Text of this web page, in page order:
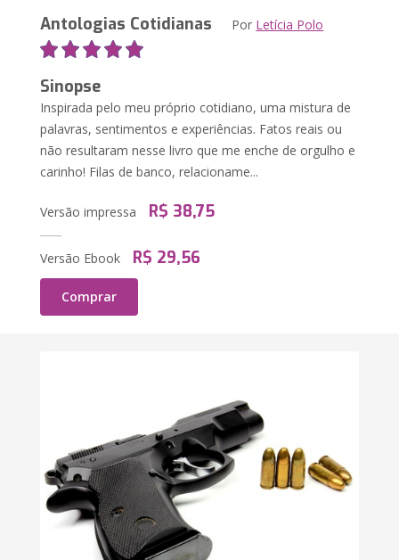
Antologias Cotidianas Por Letícia Polo
Sinopse
Inspirada pelo meu próprio cotidiano, uma mistura de
palavras, sentimentos e experiências. Fatos reais ou
não resultaram nesse livro que me enche de orgulho e
carinho! Filas de banco, relacioname...
Versão impressa R$ 38,75
Versão Ebook R$ 29,56
Comprar